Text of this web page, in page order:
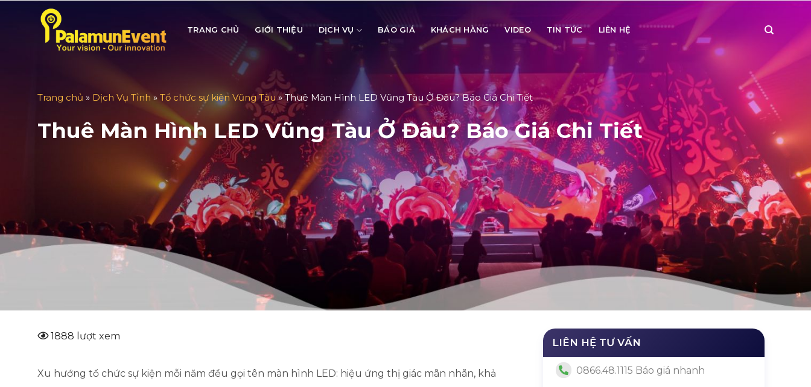
TRANG CHỦ GIỚI THIỆU DỊCH VỤ BÁO GIÁ KHÁCH HÀNG VIDEO TIN TỨC LIÊN HỆ
Trang chủ » Dịch Vụ Tỉnh» Tổ chức sự kiện Vũng Tàu»Thuê Màn Hình LED Vũng Tàu Ở Đâu? Báo Giá Chi Tiết
Thuê Màn Hình LED Vũng Tàu Ở Đâu? Báo Giá Chi Tiết
1888 lượt xem
Xu hướng tổ chức sự kiện mỗi năm đều gọi tên màn hình LED: hiệu ứng thị giác mãn nhãn, khả
LIÊN HỆ TƯ VẤN
0866.48.1115 Báo giá nhanh